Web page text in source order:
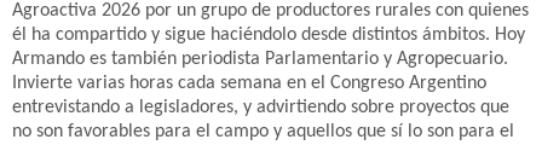
Agroactiva 2026 por un grupo de productores rurales con quienes
él ha compartido y sigue haciéndolo desde distintos ámbitos. Hoy
Armando es también periodista Parlamentario y Agropecuario.
Invierte varias horas cada semana en el Congreso Argentino
entrevistando a legisladores, y advirtiendo sobre proyectos que
no son favorables para el campo y aquellos que sí lo son para el